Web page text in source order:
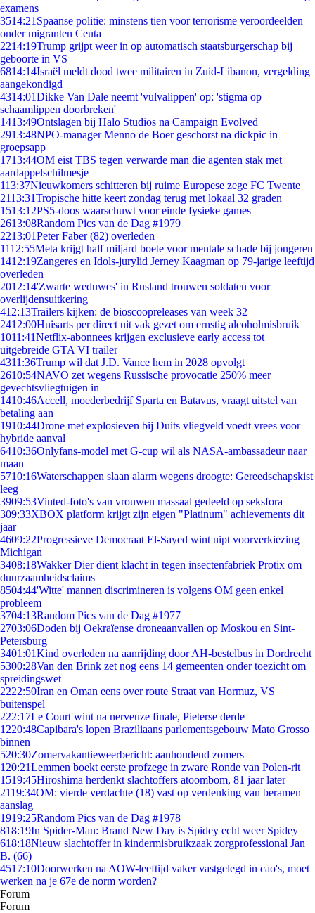
examens
3514:21 Spaanse politie: minstens tien voor terrorisme veroordeelden
onder migranten Ceuta
2214:19Trump grijpt weer in op automatisch staatsburgerschap bij
geboorte in VS
6814:14Israël meldt dood twee militairen in Zuid-Libanon, vergelding
aangekondigd
4314:01Dikke Van Dale neemt 'vulvalippen' op: 'stigma op
schaamlippen doorbreken'
1413:49Ontslagen bij Halo Studios na Campaign Evolved
2913:48NPO-manager Menno de Boer geschorst na dickpic in
groepsapp
1713:44OM eist TBS tegen verwarde man die agenten stak met
aardappelschilmesje
113:37Nieuwkomers schitteren bij ruime Europese zege FC Twente
2113:31Tropische hitte keert zondag terug met lokaal 32 graden
1513:12PS5-doos waarschuwt voor einde fysieke games
2613:08Random Pics van de Dag #1979
2213:01Peter Faber (82) overleden
1112:55Meta krijgt half miljard boete voor mentale schade bij jongeren
1412:19Zangeres en Idols-jurylid Jerney Kaagman op 79-jarige leeftijd
overleden
2012:14'Zwarte weduwes' in Rusland trouwen soldaten voor
overlijdensuitkering
412:13Trailers kijken: de bioscoopreleases van week 32
2412:00Huisarts per direct uit vak gezet om ernstig alcoholmisbruik
1011:41Netflix-abonnees krijgen exclusieve early access tot
uitgebreide GTA VI trailer
4311:36Trump wil dat J.D. Vance hem in 2028 opvolgt
2610:54NAVO zet wegens Russische provocatie 250% meer
gevechtsvliegtuigen in
1410:46Accell, moederbedrijf Sparta en Batavus, vraagt uitstel van
betaling aan
1910:44Drone met explosieven bij Duits vliegveld voedt vrees voor
hybride aanval
6410:36Onlyfans-model met G-cup wil als NASA-ambassadeur naar
maan
5710:16Waterschappen slaan alarm wegens droogte: Gereedschapskist
leeg
3909:53Vinted-foto's van vrouwen massaal gedeeld op seksfora
309:33XBOX platform krijgt zijn eigen "Platinum" achievements dit
jaar
4609:22Progressieve Democraat El-Sayed wint nipt voorverkiezing
Michigan
3408:18Wakker Dier dient klacht in tegen insectenfabriek Protix om
duurzaamheidsclaims
8504:44'Witte' mannen discrimineren is volgens OM geen enkel
probleem
3704:13Random Pics van de Dag #1977
2703:06Doden bij Oekraïense droneaanvallen op Moskou en Sint-
Petersburg
3401:01Kind overleden na aanrijding door AH-bestelbus in Dordrecht
5300:28Van den Brink zet nog eens 14 gemeenten onder toezicht om
spreidingswet
2222:50Iran en Oman eens over route Straat van Hormuz, VS
buitenspel
222:17Le Court wint na nerveuze finale, Pieterse derde
1220:48Capibara's lopen Braziliaans parlementsgebouw Mato Grosso
binnen
520:30Zomervakantieweerbericht: aanhoudend zomers
1 20:21Lemmen boekt eerste profzege in zware Ronde van Polen-rit
1519:45Hiroshima herdenkt slachtoffers atoombom, 81 jaar later
2119:34OM: vierde verdachte (18) vast op verdenking van beramen
aanslag
1919:25Random Pics van de Dag #1978
818:19In Spider-Man: Brand New Day is Spidey echt weer Spidey
618:18Nieuw slachtoffer in kindermisbruikzaak zorgprofessional Jan
B. (66)
4517:10Doorwerken na AOW-leeftijd vaker vastgelegd in cao's, moet
werken na je 67e de norm worden?
Forum
Forum